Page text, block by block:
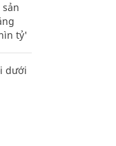
tỷ'
dưới